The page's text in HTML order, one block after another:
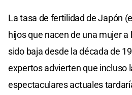
La tasa de fertilidad de Japón
hijos que nacen de una mujer a
sido baja desde la década de
expertos advierten que incluso
espectaculares actuales